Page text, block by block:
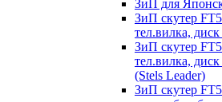
ЗиП для
ЗиП скутер
тел.вилка,
ЗиП скутер
тел.вилка,
(Stels Leader)
ЗиП скутер